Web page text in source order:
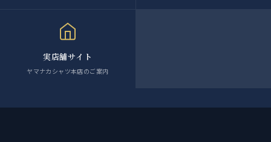
実店舗サイト
ヤマナカシャツ本店のご案内